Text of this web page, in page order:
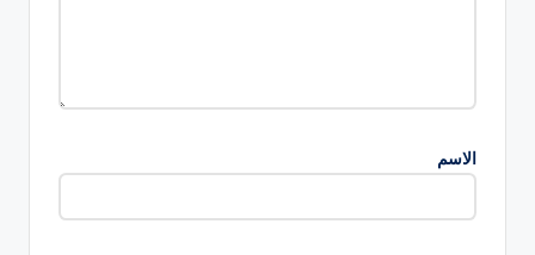
الاسم